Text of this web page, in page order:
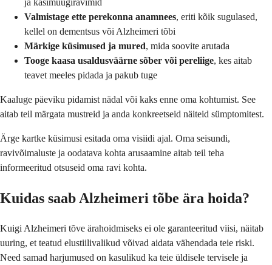
ja käsimüügiravimid
Valmistage ette perekonna anamnees, eriti kõik sugulased,
kellel on dementsus või Alzheimeri tõbi
Märkige küsimused ja mured, mida soovite arutada
Tooge kaasa usaldusväärne sõber või pereliige, kes aitab
teavet meeles pidada ja pakub tuge
Kaaluge päeviku pidamist nädal või kaks enne oma kohtumist. See
aitab teil märgata mustreid ja anda konkreetseid näiteid sümptomitest.
Ärge kartke küsimusi esitada oma visiidi ajal. Oma seisundi,
ravivõimaluste ja oodatava kohta arusaamine aitab teil teha
informeeritud otsuseid oma ravi kohta.
Kuidas saab Alzheimeri tõbe ära hoida?
Kuigi Alzheimeri tõve ärahoidmiseks ei ole garanteeritud viisi, näitab
uuring, et teatud elustiilivalikud võivad aidata vähendada teie riski.
Need samad harjumused on kasulikud ka teie üldisele tervisele ja